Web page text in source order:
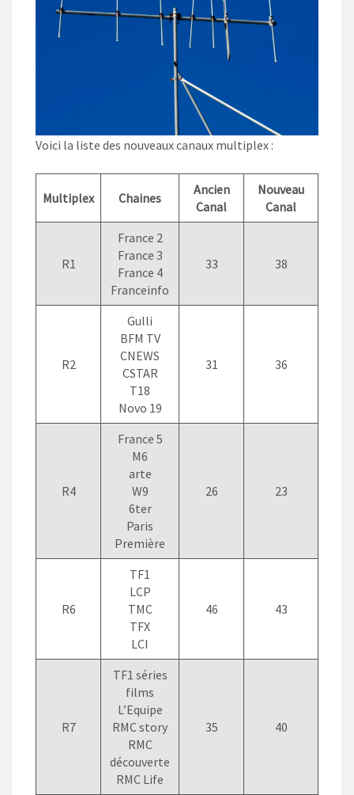
Voici la liste des nouveaux canaux multiplex :
Multiplex Chaines
Ancien
Canal
Nouveau
Canal
R1
France 2
France 3
France 4
Franceinfo
33 38
R2
Gulli
BFM TV
CNEWS
CSTAR
T18
Novo 19
31 36
R4
France 5
M6
arte
W9
6ter
Paris
Première
26 23
R6
TF1
LCP
TMC
TFX
LCI
46 43
R7
TF1 séries
films
L’Equipe
RMC story
RMC
découverte
RMC Life
35 40